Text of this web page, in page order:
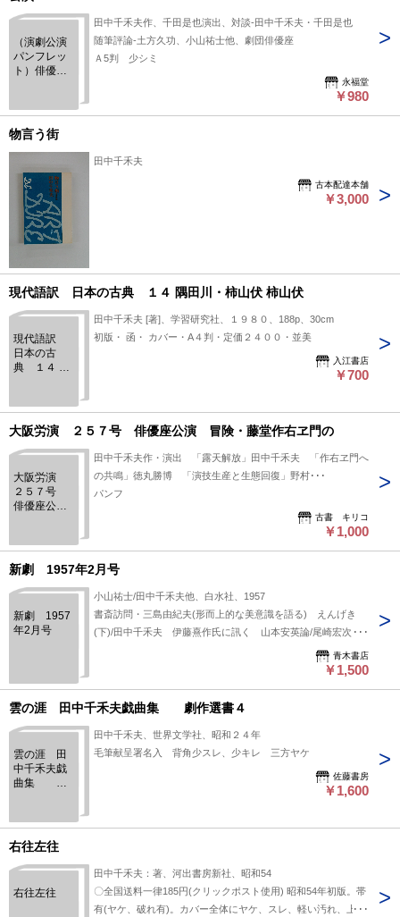
（演劇公演
パンフレッ
ト）俳優座
42年2月～公
演
田中千禾夫作、千田是也演出、対談-田中千禾夫・千田是也
随筆評論-土方久功、小山祐士他、劇団俳優座
Ａ5判 少シミ
永福堂
￥980
物言う街
田中千禾夫
古本配達本舗
￥3,000
現代語訳 日本の古典 １４ 隅田川・柿山伏 柿山伏
現代語訳
日本の古
典 １４ 隅
田中千禾夫 [著]、学習研究社、１９８０、188p、30cm
初版・ 函・ カバー・A４判・定価２４００・並美
入江書店
￥700
大阪労演 ２５７号 俳優座公演 冒険・藤堂作右ヱ門の
大阪労演
２５７号
俳優座公
門の
田中千禾夫作・演出 「露天解放」田中千禾夫 「作右ヱ門へ
の共鳴」徳丸勝博 「演技生産と生態回復」野村･･･
パンフ
古書 キリコ
￥1,000
新劇 1957年2月号
新劇 1957
年2月号
小山祐士/田中千禾夫他、白水社、1957
書斎訪問・三島由紀夫(形而上的な美意識を語る) えんげき
(下)/田中千禾夫 伊藤熹作氏に訊く 山本安英論/尾崎宏次
青木書店
￥1,500
雲の涯 田中千禾夫戯曲集 劇作選書４
雲の涯 田
中千禾夫戯
曲集 劇
田中千禾夫、世界文学社、昭和２４年
毛筆献呈署名入 背角少スレ、少キレ 三方ヤケ
佐藤書房
￥1,600
右往左往
右往左往
田中千禾夫：著、河出書房新社、昭和54
〇全国送料一律185円(クリックポスト使用) 昭和54年初版。帯
有(ヤケ、破れ有)。カバー全体にヤケ、スレ、軽い汚れ、上部